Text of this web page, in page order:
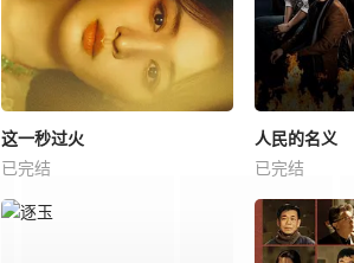
这一秒过火
已完结
人民的名义
已完结